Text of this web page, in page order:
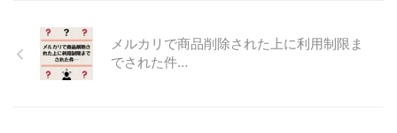
が、今回の記事ではSONY
Link Buds WF-L900単体のレ
ビュー(スペックや音漏れの仕
メルカリで商品削除された上に利用制限ま
でされた件…